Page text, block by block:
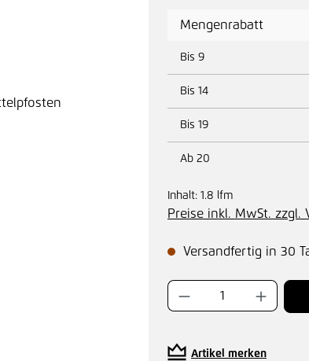
Mengenrabatt
Bis 9
Bis 14
Bis 19
Ab 20
Inhalt: 1.8 lfm
Preise inkl. MwSt. zzgl.
Versandfertig in 30
Produkt
Artikel merken